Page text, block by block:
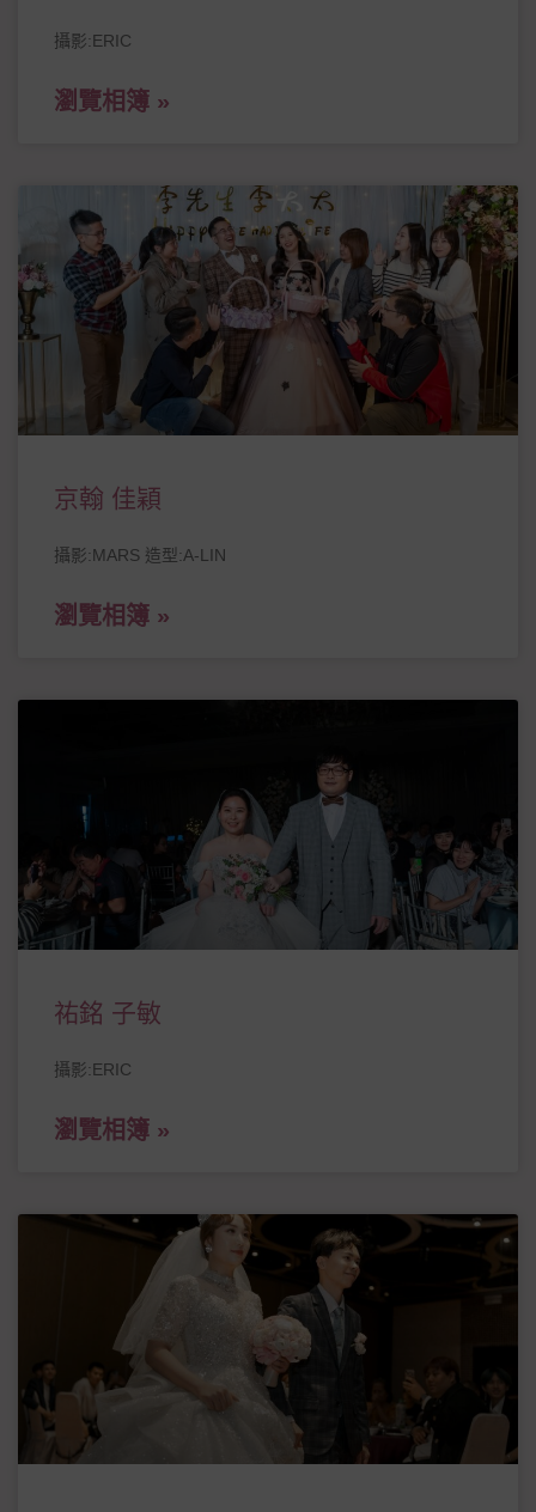
攝影:ERIC
瀏覽相簿 »
京翰 佳穎
攝影:MARS 造型:A-LIN
瀏覽相簿 »
祐銘 子敏
攝影:ERIC
瀏覽相簿 »